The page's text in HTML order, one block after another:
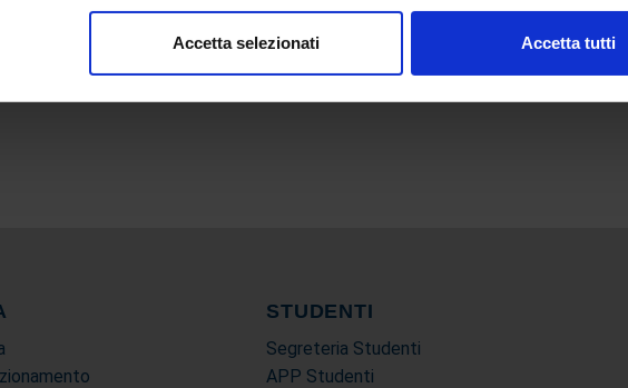
in qualsiasi momento dalla Dichiarazione sui cookie.
Accetta selezionati Accetta tutti
STUDENTI
Segreteria Studenti
APP Studenti